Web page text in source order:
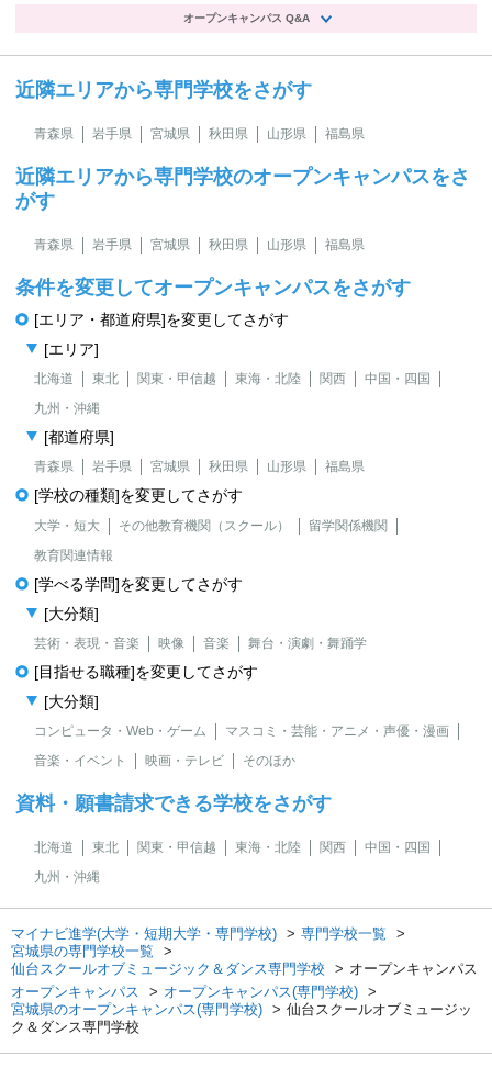
オープンキャンパス Q&A
近隣エリアから専門学校をさがす
青森県 岩手県 宮城県 秋田県 山形県 福島県
近隣エリアから専門学校のオープンキャンパスをさ
がす
青森県 岩手県 宮城県 秋田県 山形県 福島県
条件を変更してオープンキャンパスをさがす
[エリア・都道府県]を変更してさがす
[エリア]
北海道 東北 関東・甲信越 東海・北陸 関西
中国・四国
九州・沖縄
[都道府県]
青森県 岩手県 宮城県 秋田県 山形県 福島県
[学校の種類]を変更してさがす
大学・短大 その他教育機関（スクール）
留学関係機関
教育関連情報
[学べる学問]を変更してさがす
[大分類]
芸術・表現・音楽 映像 音楽 舞台・演劇・舞踊学
[目指せる職種]を変更してさがす
[大分類]
コンピュータ・Web・ゲーム
マスコミ・芸能・アニメ・声優・漫画
音楽・イベント
映画・テレビ そのほか
資料・願書請求できる学校をさがす
北海道 東北 関東・甲信越 東海・北陸 関西
中国・四国
九州・沖縄
マイナビ進学(大学・短期大学・専門学校)
専門学校一覧
宮城県の専門学校一覧
仙台スクールオブミュージック＆ダンス専門学校
オープンキャンパス
オープンキャンパス
オープンキャンパス(専門学校)
宮城県のオープンキャンパス(専門学校)
仙台スクールオブミュージッ
ク＆ダンス専門学校